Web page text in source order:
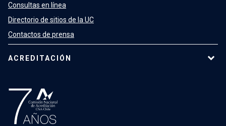
Consultas en línea
Directorio de sitios de la UC
Contactos de prensa
ACREDITACIÓN